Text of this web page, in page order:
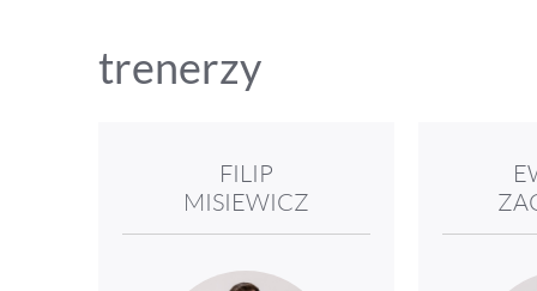
trenerzy
FILIP
MISIEWICZ